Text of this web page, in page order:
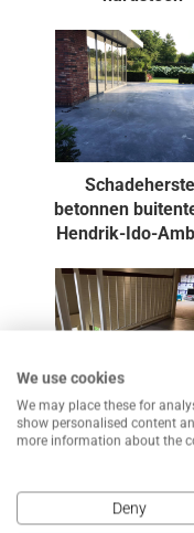
betonnen
Hendrik-Ido-
JURA GREY in
afgewerkt naar
We use cookies
We may place these for
show personalised content
more information about the
Deny